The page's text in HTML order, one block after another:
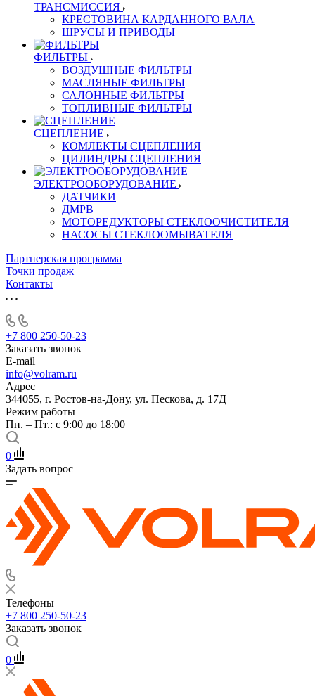
ТРАНСМИССИЯ
КРЕСТОВИНА КАРДАННОГО ВАЛА
ШРУСЫ И ПРИВОДЫ
ФИЛЬТРЫ
ВОЗДУШНЫЕ ФИЛЬТРЫ
МАСЛЯНЫЕ ФИЛЬТРЫ
САЛОННЫЕ ФИЛЬТРЫ
ТОПЛИВНЫЕ ФИЛЬТРЫ
СЦЕПЛЕНИЕ
КОМЛЕКТЫ СЦЕПЛЕНИЯ
ЦИЛИНДРЫ СЦЕПЛЕНИЯ
ЭЛЕКТРООБОРУДОВАНИЕ
ДАТЧИКИ
ДМРВ
МОТОРЕДУКТОРЫ СТЕКЛООЧИСТИТЕЛЯ
НАСОСЫ СТЕКЛООМЫВАТЕЛЯ
Партнерская программа
Точки продаж
Контакты
+7 800 250-50-23
Заказать звонок
E-mail
info@volram.ru
Адрес
344055, г. Ростов-на-Дону, ул. Пескова, д. 17Д
Режим работы
Пн. – Пт.: с 9:00 до 18:00
0
Задать вопрос
Телефоны
+7 800 250-50-23
Заказать звонок
0